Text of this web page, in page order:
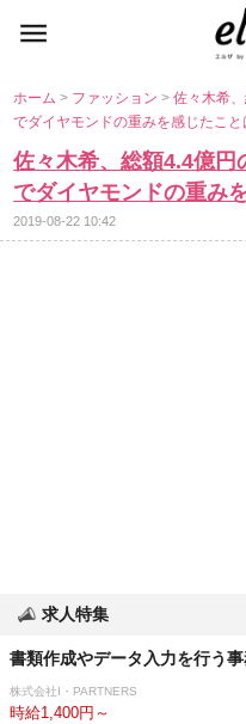
ホーム> ファッション>佐々木希
でダイヤモンドの重みを感じたこ
佐々木希、総額4.4億円
でダイヤモンドの重み
2019-08-22 10:42
求人特集
書類作成やデータ入力を行う
株式会社I・PARTNERS
時給1,400円～